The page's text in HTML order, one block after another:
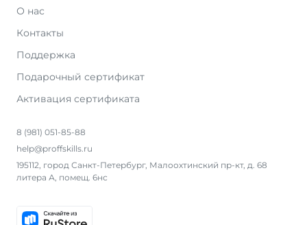
О нас
Контакты
Поддержка
Подарочный сертификат
Активация сертификата
8 (981) 051-85-88
help@proffskills.ru
195112, город Санкт-Петербург, Малоохтинский пр-кт, д. 68
литера А, помещ. 6нс